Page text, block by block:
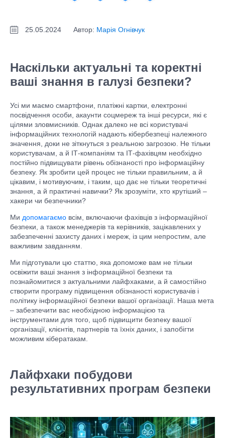
25.05.2024 Автор: Марія Огнівчук
Наскільки актуальні та коректні
ваші знання в галузі безпеки?
Усі ми маємо смартфони, платіжні картки, електронні
посвідчення особи, акаунти соцмереж та інші ресурси, які є
цілями зловмисників. Однак далеко не всі користувачі
інформаційних технологій надають кібербезпеці належного
значення, доки не зіткнуться з реальною загрозою. Не тільки
користувачам, а й ІТ-компаніям та ІТ-фахівцям необхідно
постійно підвищувати рівень обізнаності про інформаційну
безпеку. Як зробити цей процес не тільки правильним, а й
цікавим, і мотивуючим, і таким, що дає не тільки теоретичні
знання, а й практичні навички? Як зрозуміти, хто крутіший –
хакери чи безпечники?
Ми допомагаємо всім, включаючи фахівців з інформаційної
безпеки, а також менеджерів та керівників, зацікавлених у
забезпеченні захисту даних і мереж, із цим непростим, але
важливим завданням.
Ми підготували цю статтю, яка допоможе вам не тільки
освіжити ваші знання з інформаційної безпеки та
познайомитися з актуальними лайфхаками, а й самостійно
створити програму підвищення обізнаності користувачів і
політику інформаційної безпеки вашої організації. Наша мета
– забезпечити вас необхідною інформацією та
інструментами для того, щоб підвищити безпеку вашої
організації, клієнтів, партнерів та їхніх даних, і запобігти
можливим кібератакам.
Лайфхаки побудови
результативних програм безпеки